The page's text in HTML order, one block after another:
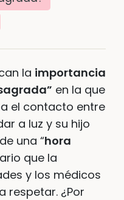
la importancia
en la que
el contacto entre
a luz y su hijo
una “hora
que la
y los médicos
respetar. ¿Por